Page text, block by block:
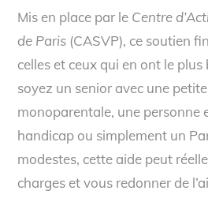
Mis en place par le Centre
de Paris (CASVP), ce soutien
celles et ceux qui en ont le plus
soyez un senior avec une
monoparentale, une personne
handicap ou simplement un
modestes, cette aide peut
charges et vous redonner de